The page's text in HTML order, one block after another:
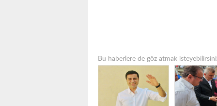
Bu haberlere de göz atmak